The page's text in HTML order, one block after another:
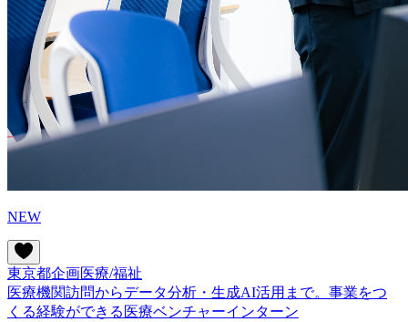
NEW
東京都企画医療/福祉
医療機関訪問からデータ分析・生成AI活用まで。事業をつ
くる経験ができる医療ベンチャーインターン